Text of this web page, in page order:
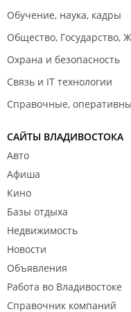
Обучение, наука, кадры
Общество, Государство,
Охрана и безопасность
Связь и IT технологии
Справочные,
САЙТЫ ВЛАДИВОСТОКА
Авто
Афиша
Кино
Базы отдыха
Недвижимость
Новости
Объявления
Работа во Владивостоке
Справочник компаний